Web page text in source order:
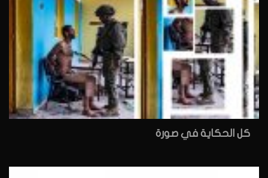
كل الحكاية في صورة